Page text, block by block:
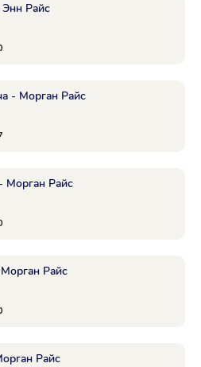
Райс
- Морган Райс
Морган Райс
Райс
Райс